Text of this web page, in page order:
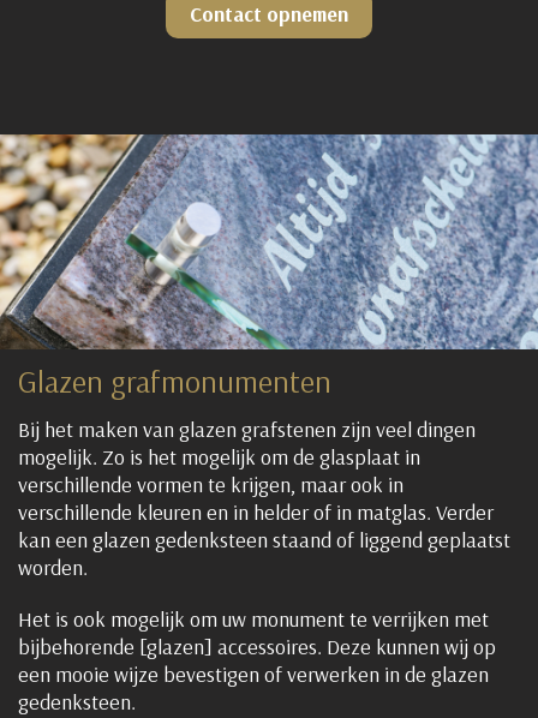
Contact opnemen
Glazen grafmonumenten
Bij het maken van glazen grafstenen zijn veel dingen
mogelijk. Zo is het mogelijk om de glasplaat in
verschillende vormen te krijgen, maar ook in
verschillende kleuren en in helder of in matglas. Verder
kan een glazen gedenksteen staand of liggend geplaatst
worden.
Het is ook mogelijk om uw monument te verrijken met
bijbehorende [glazen] accessoires. Deze kunnen wij op
een mooie wijze bevestigen of verwerken in de glazen
gedenksteen.